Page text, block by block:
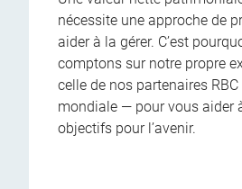
nécessite une approche de
aider à la gérer. C’est
comptons sur notre propre
celle de nos partenaires
mondiale — pour vous aider
objectifs pour l’avenir.